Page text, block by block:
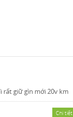
rất giữ gìn mới 20v km
Chi tiết